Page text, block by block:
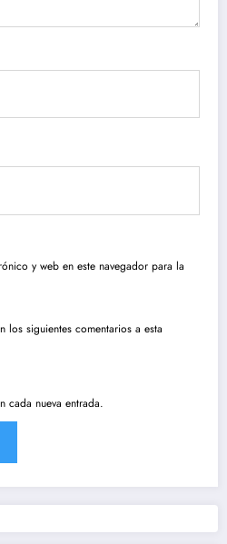
y web en este navegador para la
siguientes comentarios a esta
cada nueva entrada.